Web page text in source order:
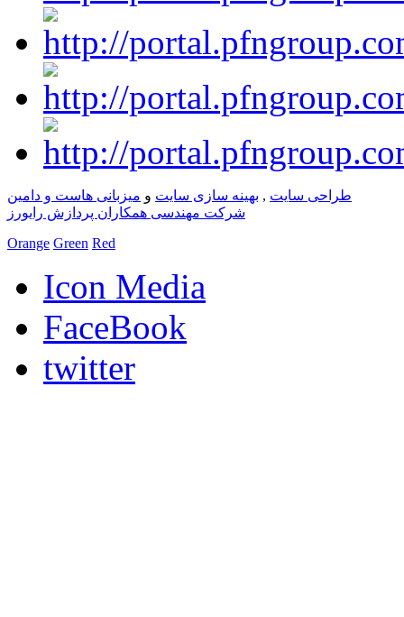
طراحی سایت , بهینه سازی سایت و میزبانی هاست و دامین
شرکت مهندسی همکاران پردازش رایورز
Orange Green Red
Icon Media
FaceBook
twitter